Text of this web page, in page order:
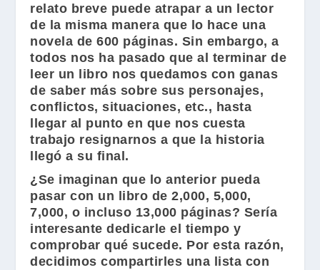
relato breve puede atrapar a un lector
de la misma manera que lo hace una
novela de 600 páginas. Sin embargo, a
todos nos ha pasado que al terminar de
leer un libro nos quedamos con ganas
de saber más sobre sus personajes,
conflictos, situaciones, etc., hasta
llegar al punto en que nos cuesta
trabajo resignarnos a que la historia
llegó a su final.
¿Se imaginan que lo anterior pueda
pasar con un libro de 2,000, 5,000,
7,000, o incluso 13,000 páginas? Sería
interesante dedicarle el tiempo y
comprobar qué sucede. Por esta razón,
decidimos compartirles una lista con